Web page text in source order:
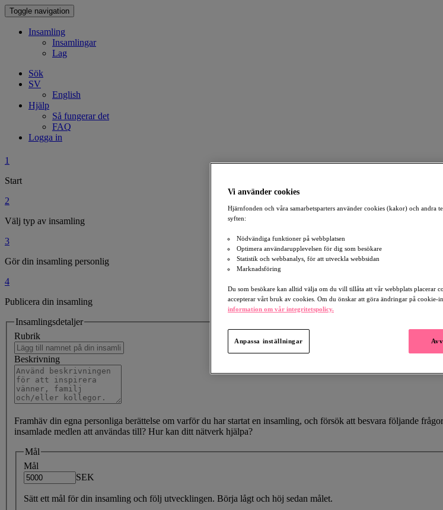
Toggle navigation
Insamling
Insamlingar
Lag
Sök
SV
English
Hjälp
Så fungerar det
FAQ
Logga in
1
Start
2
Välj typ av insamling
3
Gör din insamling personlig
4
Publicera din insamling
Insamlingsdetaljer
Rubrik
Beskrivning
Framhäv din egna personliga berättelse om varför du har startat en insamling, och försök att besvara följande
insamlade medlen att användas till? Hur kan ditt nätverk hjälpa?
Mål
Mål
SEK
Sätt ett mål för din insamling och följ utvecklingen. Börja lågt och höj sedan målet.
Vi använder cookies
Hjärnfonden och våra samarbetsparters använder cookies (kakor) och andra
syften:
Nödvändiga funktioner på webbplatsen
Optimera användarupplevelsen för dig som besökare
Statistik och webbanalys, för att utveckla webbsidan
Marknadsföring
Du som besökare kan alltid välja om du vill tillåta att vår webbplats placerar
accepterar vårt bruk av cookies. Om du önskar att göra ändringar på cookie-
information om vår integritetspolicy.
Anpassa inställningar